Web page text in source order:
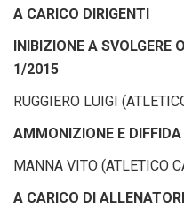
A CARICO DIRIGENTI
INIBIZIONE A
1/2015
RUGGIERO LUIGI
AMMONIZIONE E DIFFIDA
MANNA VITO (ATLETICO
A CARICO DI ALLENATORI